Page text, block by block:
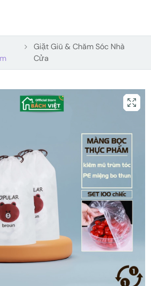
Giặt Giũ & Chăm Sóc Nhà
Cửa